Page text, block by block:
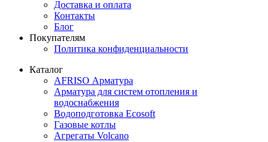
Доставка и оплата
Контакты
Блог
Покупателям
Политика конфиденциальности
Каталог
AFRISO Арматура
Арматура для систем отопления и
водоснабжения
Водоподготовка Ecosoft
Газовые котлы
Агрегаты Volcano